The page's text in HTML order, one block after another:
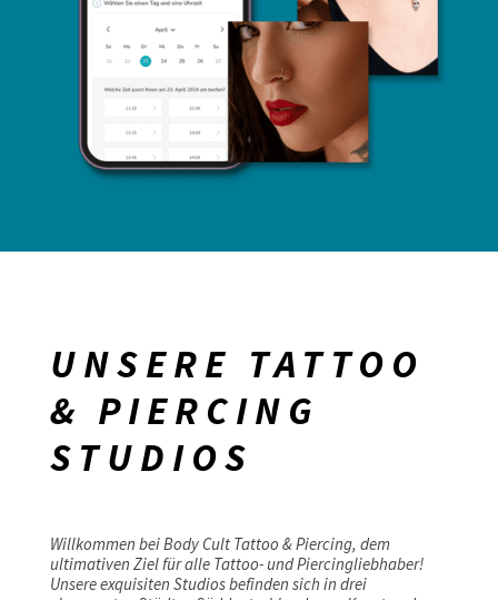
UNSERE TATTOO
& PIERCING
STUDIOS
Willkommen bei Body Cult Tattoo & Piercing, dem
ultimativen Ziel für alle Tattoo- und Piercingliebhaber!
Unsere exquisiten Studios befinden sich in drei